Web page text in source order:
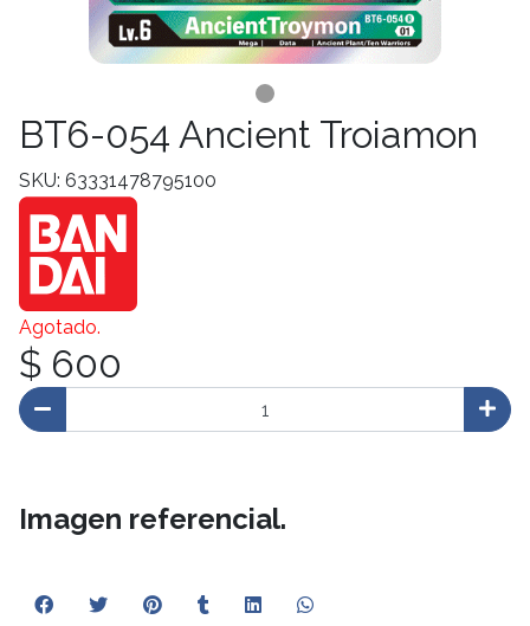
BT6-054 Ancient Troiamon
SKU: 63331478795100
Agotado.
$ 600
Imagen referencial.